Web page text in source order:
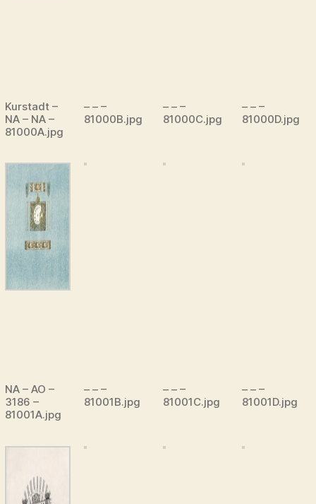
Kurstadt –
NA – NA –
81000A.jpg
– – –
81000B.jpg
– – –
81000C.jpg
– – –
81000D.jpg
NA – AO –
3186 –
81001A.jpg
– – –
81001B.jpg
– – –
81001C.jpg
– – –
81001D.jpg